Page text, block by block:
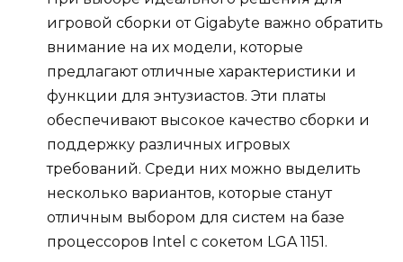
игровой сборки от Gigabyte важно обратить
внимание на их модели, которые
предлагают отличные характеристики и
функции для энтузиастов. Эти платы
обеспечивают высокое качество сборки и
поддержку различных игровых
требований. Среди них можно выделить
несколько вариантов, которые станут
отличным выбором для систем на базе
процессоров Intel с сокетом LGA 1151.